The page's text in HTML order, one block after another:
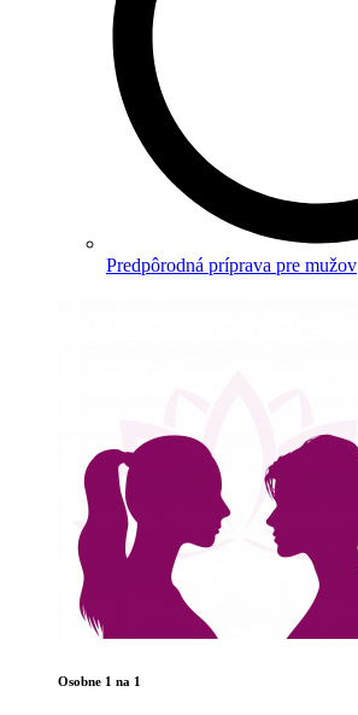
Predpôrodná príprava pre mužov
Osobne 1 na 1